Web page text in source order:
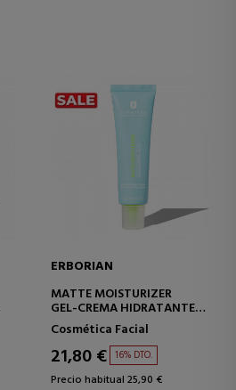
ERBORIAN
MATTE MOISTURIZER
GEL-CREMA HIDRATANTE
24H EFECTO MATIFICANTE
Cosmética Facial
21,80 € 16% DTO.
Precio habitual 25,90 €